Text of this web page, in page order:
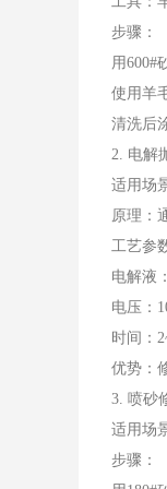
步骤：
用600#
使用羊
清洗后
2. 电解
适用场
原理：
工艺参
电解液
电压：
时间：
优势：
3. 喷砂
适用场
步骤：